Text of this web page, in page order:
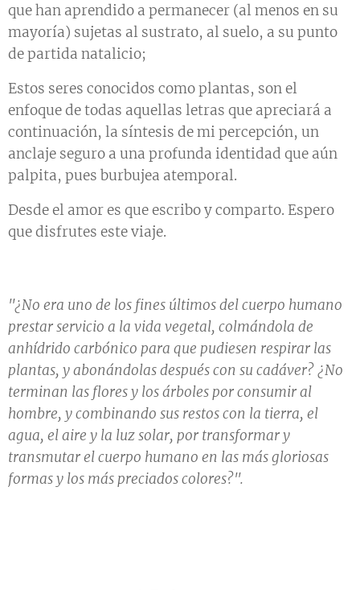
que han aprendido a permanecer (al menos en su
mayoría) sujetas al sustrato, al suelo, a su punto
de partida natalicio;
Estos seres conocidos como plantas, son el
enfoque de todas aquellas letras que apreciará a
continuación, la síntesis de mi percepción, un
anclaje seguro a una profunda identidad que aún
palpita, pues burbujea atemporal.
Desde el amor es que escribo y comparto. Espero
que disfrutes este viaje.
"¿No era uno de los fines últimos del cuerpo humano
prestar servicio a la vida vegetal, colmándola de
anhídrido carbónico para que pudiesen respirar las
plantas, y abonándolas después con su cadáver? ¿No
terminan las flores y los árboles por consumir al
hombre, y combinando sus restos con la tierra, el
agua, el aire y la luz solar, por transformar y
transmutar el cuerpo humano en las más gloriosas
formas y los más preciados colores?".